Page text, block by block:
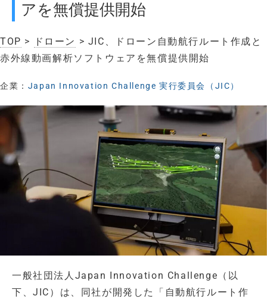
アを無償提供開始
TOP > ドローン > JIC、ドローン自動航行ルート作成と
赤外線動画解析ソフトウェアを無償提供開始
企業： Japan Innovation Challenge 実行委員会（JIC）
一般社団法人Japan Innovation Challenge（以
下、JIC）は、同社が開発した「自動航行ルート作